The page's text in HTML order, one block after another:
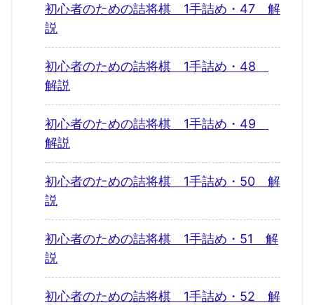
初心者のための詰将棋 1手詰め・47 解
説
初心者のための詰将棋 1手詰め・48
解説
初心者のための詰将棋 1手詰め・49
解説
初心者のための詰将棋 1手詰め・50 解
説
初心者のための詰将棋 1手詰め・51 解
説
初心者のための詰将棋 1手詰め・52 解